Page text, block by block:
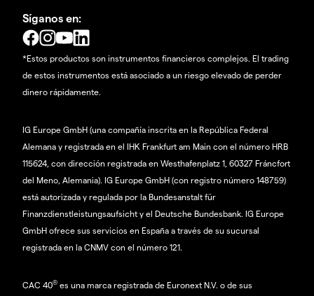
Síganos en:
*Estos productos son instrumentos financieros complejos. El trading
de estos instrumentos está asociado a un riesgo elevado de perder
dinero rápidamente.
IG Europe GmbH (una compañía inscrita en la República Federal
Alemana y registrada en el IHK Frankfurt am Main con el número HRB
115624, con dirección registrada en Westhafenplatz 1, 60327 Fráncfort
del Meno, Alemania). IG Europe GmbH (con registro número 148759)
está autorizada y regulada por la Bundesanstalt für
Finanzdienstleistungsaufsicht y el Deutsche Bundesbank. IG Europe
GmbH ofrece sus servicios en España a través de su sucursal
registrada en la CNMV con el número 121.
CAC 40® es una marca registrada de Euronext N.V. o de sus